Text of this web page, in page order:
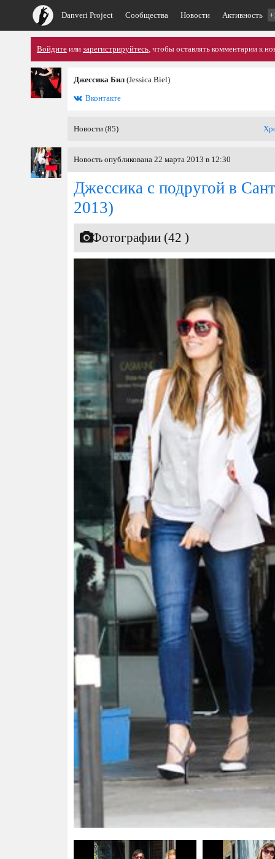
Danveri Project Сообщества Новости Активность
Войдите или зарегистрируйтесь, чтобы оставлять комментарии к
Джессика Бил (Jessica Biel)
Вконтакте
Новости (85)
Новость опубликована 22 марта 2013 в 12:30
Джессика с подругой в
2013)
Фотографии (42 )